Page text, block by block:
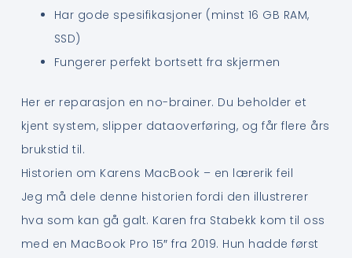
Har gode spesifikasjoner (minst 16 GB RAM,
SSD)
Fungerer perfekt bortsett fra skjermen
Her er reparasjon en no-brainer. Du beholder et
kjent system, slipper dataoverføring, og får flere års
brukstid til.
Historien om Karens MacBook – en lærerik feil
Jeg må dele denne historien fordi den illustrerer
hva som kan gå galt. Karen fra Stabekk kom til oss
med en MacBook Pro 15″ fra 2019. Hun hadde først